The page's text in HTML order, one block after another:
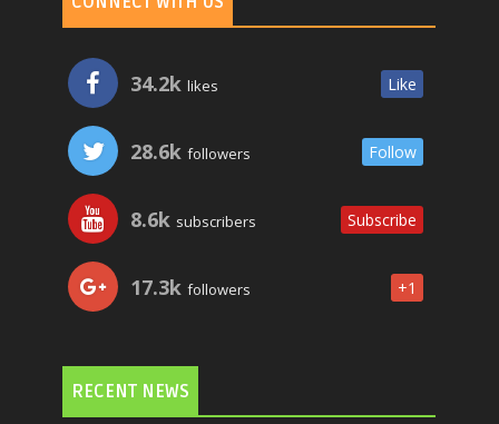
34.2k likes Like
28.6k followers Follow
8.6k subscribers Subscribe
17.3k followers +1
RECENT NEWS